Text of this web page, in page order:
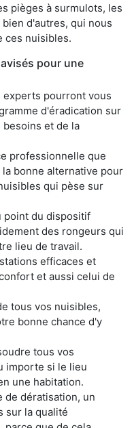
pièges à surmulots, les
d'autres, qui nous
ces nuisibles.
pour une
experts pourront vous
d'éradication sur
et de la
professionnelle que
bonne alternative pour
qui pèse sur
point du dispositif
des rongeurs qui
lieu de travail.
efficaces et
et aussi celui de
tous vos nuisibles,
bonne chance d'y
tous vos
importe si le lieu
une habitation.
de dératisation, un
sur la qualité